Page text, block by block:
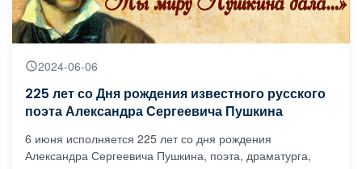
2024-06-06
225 лет со Дня рождения известного русского
поэта Александра Сергеевича Пушкина
6 июня исполняется 225 лет со дня рождения
Александра Сергеевича Пушкина, поэта, драматурга,